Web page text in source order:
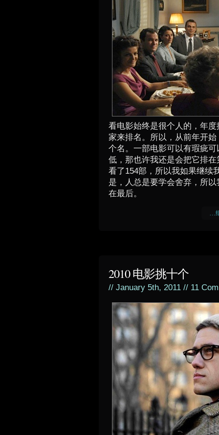
看电影始终是很个人的，年
家来排名。所以，从前年开
个名。一部电影可以有瑕疵
低，那也许我还是会把它排
看了154部，所以我如果继续
是，人总是要学会舍弃，所
在最后。
…
2010 电影挑十个
// January 5th, 2011 // 11